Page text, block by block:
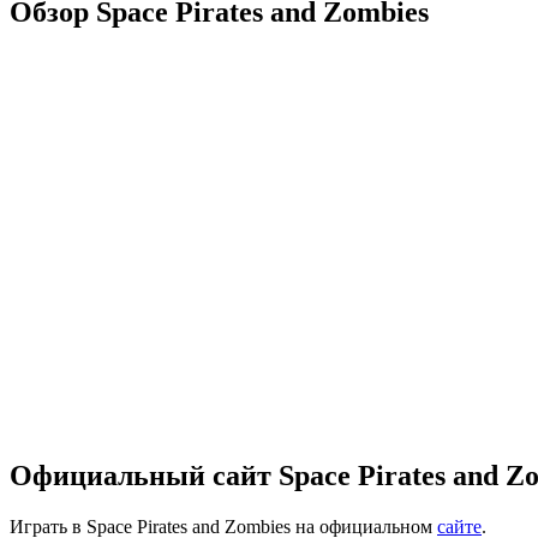
Обзор Space Pirates and Zombies
Официальный сайт Space Pirates and
Играть в Space Pirates and Zombies на официальном сайте.